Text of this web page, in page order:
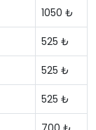
1050 ₺
525 ₺
525 ₺
525 ₺